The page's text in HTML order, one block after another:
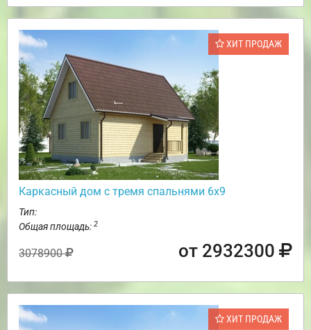
ХИТ ПРОДАЖ
Каркасный дом с тремя спальнями 6х9
Тип:
Общая площадь: 2
3078900 от 2932300
ХИТ ПРОДАЖ